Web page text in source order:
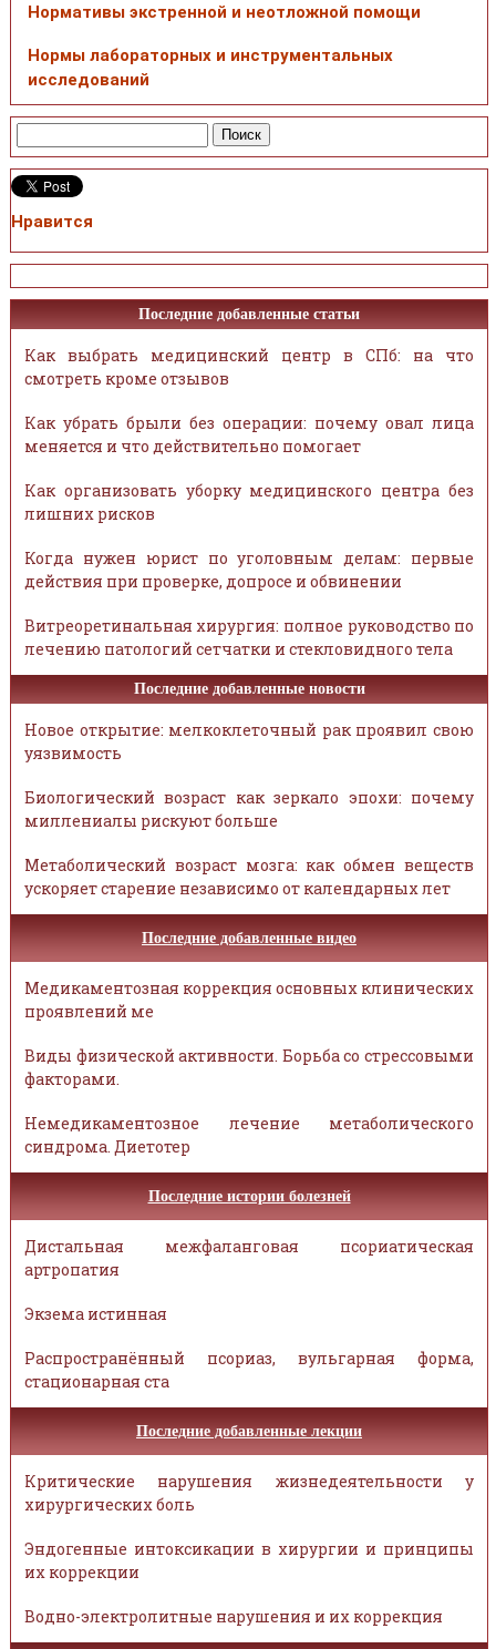
Нормативы экстренной и неотложной помощи
Нормы лабораторных и инструментальных
исследований
Нравится
Последние добавленные статьи
Как выбрать медицинский центр в СПб: на что
смотреть кроме отзывов
Как убрать брыли без операции: почему овал лица
меняется и что действительно помогает
Как организовать уборку медицинского центра без
лишних рисков
Когда нужен юрист по уголовным делам: первые
действия при проверке, допросе и обвинении
Витреоретинальная хирургия: полное руководство по
лечению патологий сетчатки и стекловидного тела
Последние добавленные новости
Новое открытие: мелкоклеточный рак проявил свою
уязвимость
Биологический возраст как зеркало эпохи: почему
миллениалы рискуют больше
Метаболический возраст мозга: как обмен веществ
ускоряет старение независимо от календарных лет
Последние добавленные видео
Медикаментозная коррекция основных клинических
проявлений ме
Виды физической активности. Борьба со стрессовыми
факторами.
Немедикаментозное лечение метаболического
синдрома. Диетотер
Последние истории болезней
Дистальная межфаланговая псориатическая
артропатия
Экзема истинная
Распространённый псориаз, вульгарная форма,
стационарная ста
Последние добавленные лекции
Критические нарушения жизнедеятельности у
хирургических боль
Эндогенные интоксикации в хирургии и принципы
их коррекции
Водно-электролитные нарушения и их коррекция